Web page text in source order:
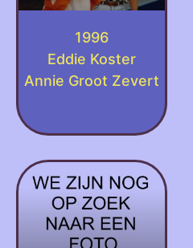
1996
Eddie Koster
Annie Groot Zevert